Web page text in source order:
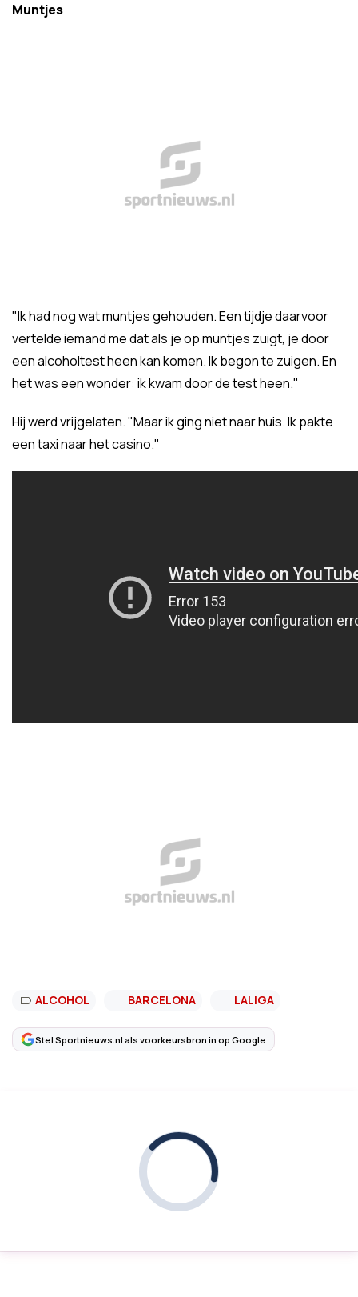
Muntjes
"Ik had nog wat muntjes gehouden. Een tijdje daarvoor
vertelde iemand me dat als je op muntjes zuigt, je door
een alcoholtest heen kan komen. Ik begon te zuigen. En
het was een wonder: ik kwam door de test heen."
Hij werd vrijgelaten. "Maar ik ging niet naar huis. Ik pakte
een taxi naar het casino."
ALCOHOL BARCELONA LALIGA
Stel Sportnieuws.nl als voorkeursbron in op Google